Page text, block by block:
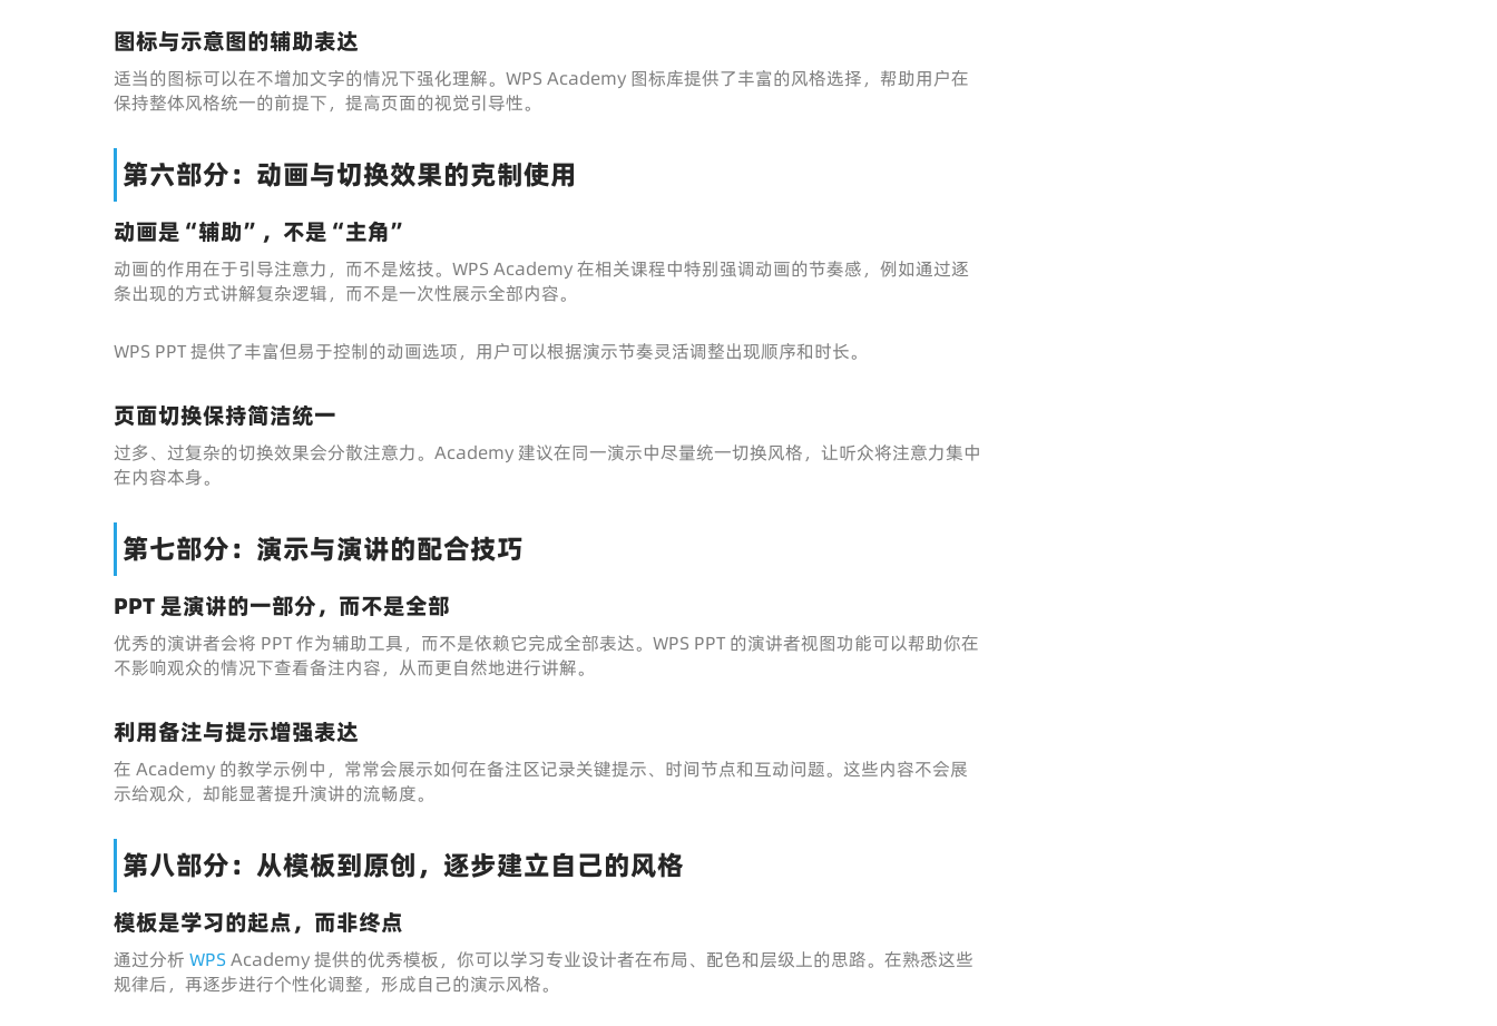
图标与示意图的辅助表达
适当的图标可以在不增加文字的情况下强化理解。WPS Academy 图标库提供了丰富的风格选择，帮助用户在
保持整体风格统一的前提下，提高页面的视觉引导性。
第六部分：动画与切换效果的克制使用
动画是“辅助”，不是“主角”
动画的作用在于引导注意力，而不是炫技。WPS Academy 在相关课程中特别强调动画的节奏感，例如通过逐
条出现的方式讲解复杂逻辑，而不是一次性展示全部内容。
WPS PPT 提供了丰富但易于控制的动画选项，用户可以根据演示节奏灵活调整出现顺序和时长。
页面切换保持简洁统一
过多、过复杂的切换效果会分散注意力。Academy 建议在同一演示中尽量统一切换风格，让听众将注意力集中
在内容本身。
第七部分：演示与演讲的配合技巧
PPT 是演讲的一部分，而不是全部
优秀的演讲者会将 PPT 作为辅助工具，而不是依赖它完成全部表达。WPS PPT 的演讲者视图功能可以帮助你在
不影响观众的情况下查看备注内容，从而更自然地进行讲解。
利用备注与提示增强表达
在 Academy 的教学示例中，常常会展示如何在备注区记录关键提示、时间节点和互动问题。这些内容不会展
示给观众，却能显著提升演讲的流畅度。
第八部分：从模板到原创，逐步建立自己的风格
模板是学习的起点，而非终点
通过分析 WPS Academy 提供的优秀模板，你可以学习专业设计者在布局、配色和层级上的思路。在熟悉这些
规律后，再逐步进行个性化调整，形成自己的演示风格。